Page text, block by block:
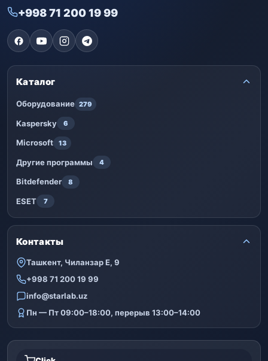
+998 71 200 19 99
Каталог
Оборудование 279
Kaspersky 6
Microsoft 13
Другие программы 4
Bitdefender 8
ESET 7
Контакты
Ташкент, Чиланзар Е, 9
+998 71 200 19 99
info@starlab.uz
Пн — Пт 09:00–18:00, перерыв 13:00–14:00